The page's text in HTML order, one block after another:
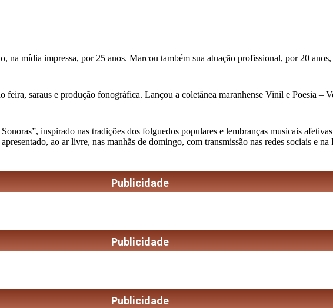
mídia impressa, por 25 anos. Marcou também sua atuação profissional, por 20
saraus e produção fonográfica. Lançou a coletânea maranhense Vinil e Poesia –
inspirado nas tradições dos folguedos populares e lembranças musicais
ao ar livre, nas manhãs de domingo, com transmissão nas redes sociais e
Publicidade
Publicidade
Publicidade